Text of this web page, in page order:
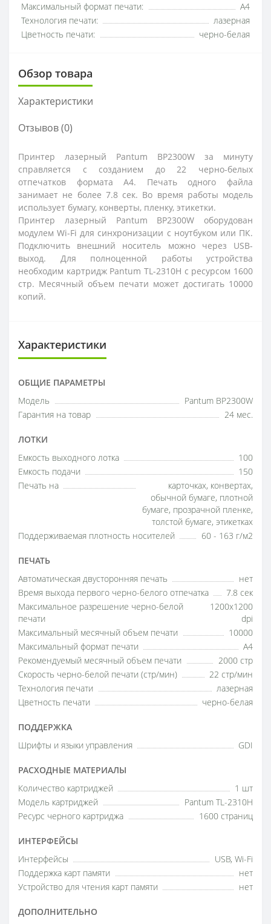
Максимальный формат печати:
A4
Технология печати:
лазерная
Цветность печати:
черно-белая
Обзор товара
Характеристики
Отзывов (0)
Принтер лазерный Pantum BP2300W за минуту
справляется с созданием до 22 черно-белых
отпечатков формата А4. Печать одного файла
занимает не более 7.8 сек. Во время работы модель
использует бумагу, конверты, пленку, этикетки.
Принтер лазерный Pantum BP2300W оборудован
модулем Wi-Fi для синхронизации с ноутбуком или ПК.
Подключить внешний носитель можно через USB-
выход. Для полноценной работы устройства
необходим картридж Pantum TL-2310H с ресурсом 1600
стр. Месячный объем печати может достигать 10000
копий.
Характеристики
ОБЩИЕ ПАРАМЕТРЫ
Модель
Pantum BP2300W
Гарантия на товар
24 мес.
ЛОТКИ
Емкость выходного лотка
100
Емкость подачи
150
Печать на
карточках, конвертах,
обычной бумаге, плотной
бумаге, прозрачной пленке,
толстой бумаге, этикетках
Поддерживаемая плотность носителей
60 - 163 г/м2
ПЕЧАТЬ
Автоматическая двусторонняя печать
нет
Время выхода первого черно-белого отпечатка
7.8 сек
Максимальное разрешение черно-белой
печати
1200x1200
dpi
Максимальный месячный объем печати
10000
Максимальный формат печати
A4
Рекомендуемый месячный объем печати
2000 стр
Скорость черно-белой печати (стр/мин)
22 стр/мин
Технология печати
лазерная
Цветность печати
черно-белая
ПОДДЕРЖКА
Шрифты и языки управления GDI
РАСХОДНЫЕ МАТЕРИАЛЫ
Количество картриджей
1 шт
Модель картриджей
Pantum TL-2310H
Ресурс черного картриджа
1600 страниц
ИНТЕРФЕЙСЫ
Интерфейсы
USB, Wi-Fi
Поддержка карт памяти
нет
Устройство для чтения карт памяти
нет
ДОПОЛНИТЕЛЬНО